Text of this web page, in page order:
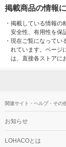
掲載商品の情報
・ 掲載している情報の
安全性、有用性を保
・ 現在ご覧になってい
れています。ページ
は、直接各ストアに
関連サイト・ヘルプ・その
お知らせ
LOHACOとは